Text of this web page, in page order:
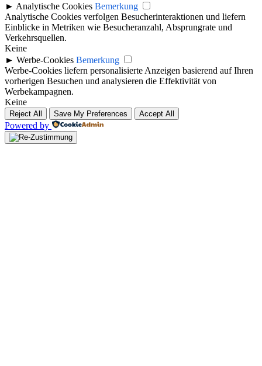
► Analytische Cookies Bemerkung
Analytische Cookies verfolgen Besucherinteraktionen und liefern
Einblicke in Metriken wie Besucheranzahl, Absprungrate und
Verkehrsquellen.
Keine
► Werbe-Cookies Bemerkung
Werbe-Cookies liefern personalisierte Anzeigen basierend auf Ihren
vorherigen Besuchen und analysieren die Effektivität von
Werbekampagnen.
Keine
Reject All Save My Preferences Accept All
Powered by